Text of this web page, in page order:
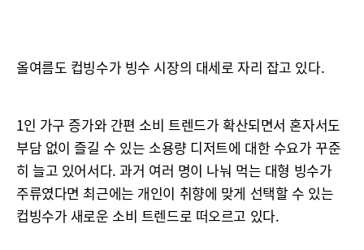
올여름도 컵빙수가 빙수 시장의 대세로 자리 잡고 있다.
1인 가구 증가와 간편 소비 트렌드가 확산되면서 혼자서도
부담 없이 즐길 수 있는 소용량 디저트에 대한 수요가 꾸준
히 늘고 있어서다. 과거 여러 명이 나눠 먹는 대형 빙수가
주류였다면 최근에는 개인이 취향에 맞게 선택할 수 있는
컵빙수가 새로운 소비 트렌드로 떠오르고 있다.